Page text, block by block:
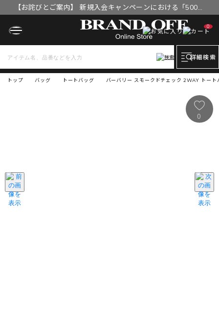
【お詫びとご案内】 新規入会キャンペーンにおける「500円
OFFクーポン」付与漏れと補填について
0
詳細検索
トップ バーバリー スモークドチェック 2WAY トー
バッグ トートバッグ
0